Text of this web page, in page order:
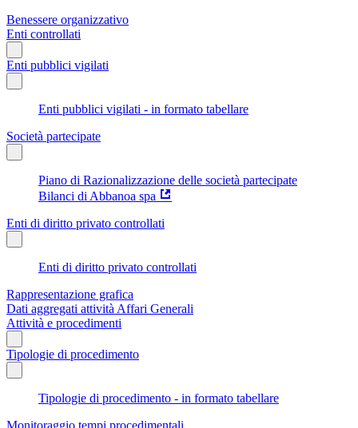
Benessere organizzativo
Enti controllati
Enti pubblici vigilati
Enti pubblici vigilati - in formato tabellare
Società partecipate
Piano di Razionalizzazione delle società partecipate
Bilanci di Abbanoa spa
Enti di diritto privato controllati
Enti di diritto privato controllati
Rappresentazione grafica
Dati aggregati attività Affari Generali
Attività e procedimenti
Tipologie di procedimento
Tipologie di procedimento - in formato tabellare
Monitoraggio tempi procedimentali